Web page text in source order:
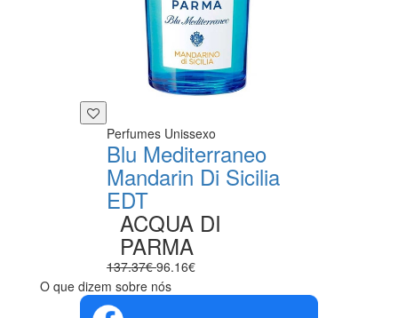
Perfumes Unissexo
Blu Mediterraneo
Mandarin Di Sicilia
EDT
ACQUA DI
PARMA
137.37€96.16€
O que dizem sobre nós